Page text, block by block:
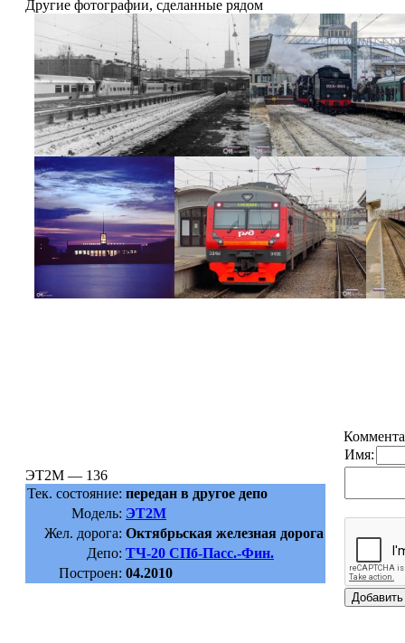
Другие фотографии, сделанные рядом
ЭТ2М — 136
Тек. состояние: передан в другое депо
Модель: ЭТ2М
Жел. дорога: Октябрьская железная дорога
Депо: ТЧ-20 СПб-Пасс.-Фин.
Построен: 04.2010
Имя: